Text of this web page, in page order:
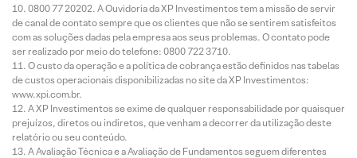
0800 77 20202. A Ouvidoria da XP Investimentos tem a missão de servir
de canal de contato sempre que os clientes que não se sentirem satisfeitos
com as soluções dadas pela empresa aos seus problemas. O contato pode
ser realizado por meio do telefone: 0800 722 3710.
O custo da operação e a política de cobrança estão definidos nas tabelas
de custos operacionais disponibilizadas no site da XP Investimentos:
www.xpi.com.br.
A XP Investimentos se exime de qualquer responsabilidade por quaisquer
prejuízos, diretos ou indiretos, que venham a decorrer da utilização deste
relatório ou seu conteúdo.
A Avaliação Técnica e a Avaliação de Fundamentos seguem diferentes